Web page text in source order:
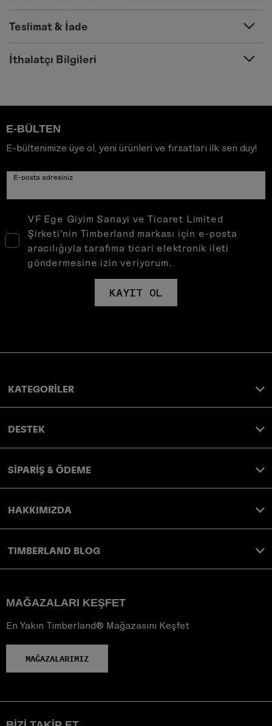
Teslimat & İade
İthalatçı Bilgileri
E-BÜLTEN
E-bültenimize üye ol, yeni ürünleri ve fırsatları ilk sen duy!
E-posta adresiniz
VF Ege Giyim Sanayi ve Ticaret Limited
Şirketi’nin Timberland markası için e-posta
aracılığıyla tarafıma ticari elektronik ileti
göndermesine izin veriyorum.
KAYIT OL
KATEGORİLER
DESTEK
SİPARİŞ & ÖDEME
HAKKIMIZDA
TIMBERLAND BLOG
MAĞAZALARI KEŞFET
En Yakın Timberland® Mağazasını Keşfet
MAĞAZALARIMIZ